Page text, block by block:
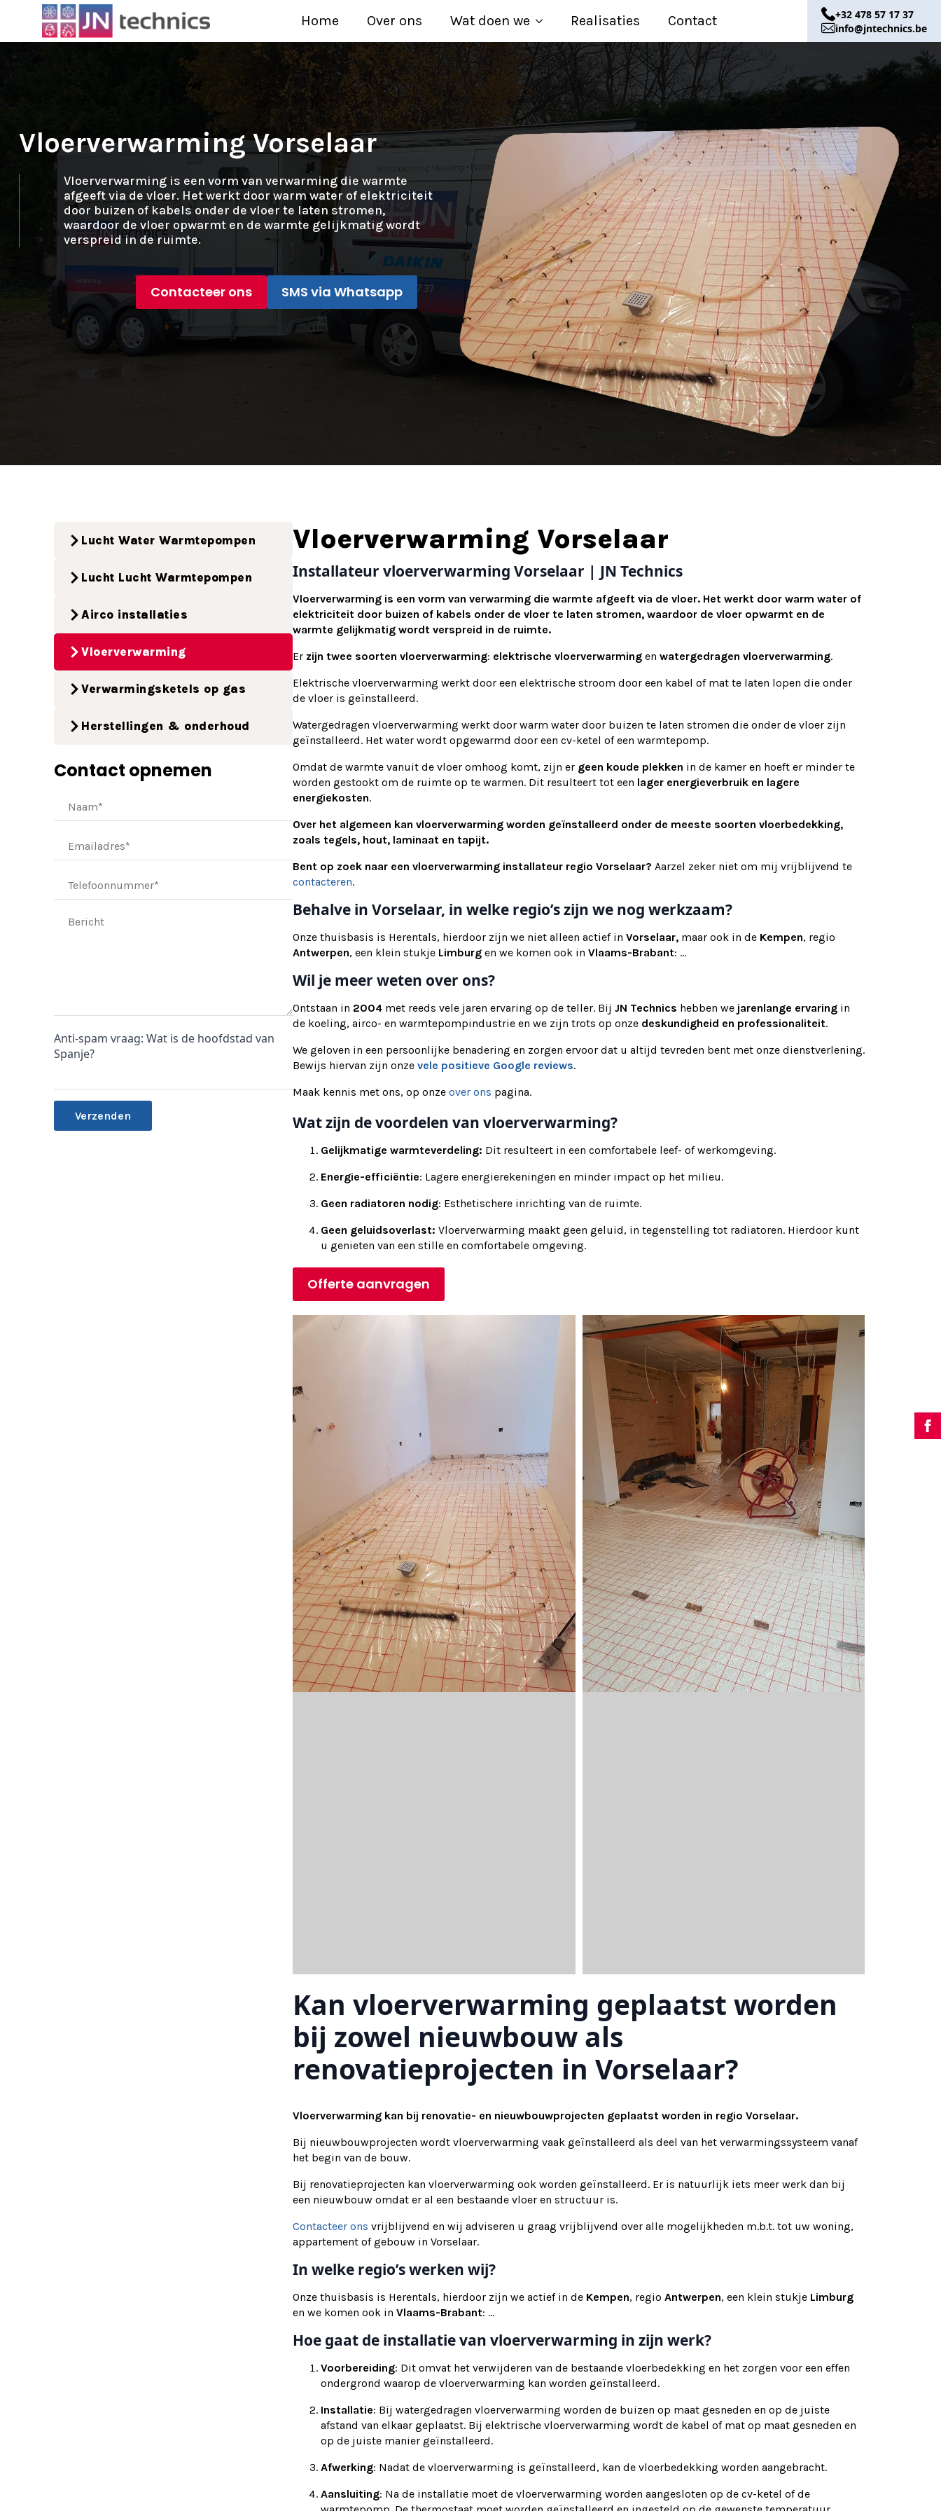
Home Over ons Wat doen we Realisaties Contact
+32 478 57 17 37
info@jntechnics.be
Vloerverwarming Vorselaar
Vloerverwarming is een vorm van verwarming die warmte
afgeeft via de vloer. Het werkt door warm water of elektriciteit
door buizen of kabels onder de vloer te laten stromen,
waardoor de vloer opwarmt en de warmte gelijkmatig wordt
verspreid in de ruimte.
Contacteer ons SMS via Whatsapp
Lucht Water Warmtepompen
Lucht Lucht Warmtepompen
Airco installaties
Vloerverwarming
Verwarmingsketels op gas
Herstellingen & onderhoud
Contact opnemen
Anti-spam vraag: Wat is de hoofdstad van
Spanje?
Vloerverwarming Vorselaar
Installateur vloerverwarming Vorselaar | JN Technics
Vloerverwarming is een vorm van verwarming die warmte afgeeft via de vloer. Het werkt door warm water of
elektriciteit door buizen of kabels onder de vloer te laten stromen, waardoor de vloer opwarmt en de
warmte gelijkmatig wordt verspreid in de ruimte.
Er zijn twee soorten vloerverwarming: elektrische vloerverwarming en watergedragen vloerverwarming.
Elektrische vloerverwarming werkt door een elektrische stroom door een kabel of mat te laten lopen die onder
de vloer is geïnstalleerd.
Watergedragen vloerverwarming werkt door warm water door buizen te laten stromen die onder de vloer zijn
geïnstalleerd. Het water wordt opgewarmd door een cv-ketel of een warmtepomp.
Omdat de warmte vanuit de vloer omhoog komt, zijn er geen koude plekken in de kamer en hoeft er minder te
worden gestookt om de ruimte op te warmen. Dit resulteert tot een lager energieverbruik en lagere
energiekosten.
Over het algemeen kan vloerverwarming worden geïnstalleerd onder de meeste soorten vloerbedekking,
zoals tegels, hout, laminaat en tapijt.
Bent op zoek naar een vloerverwarming installateur regio Vorselaar? Aarzel zeker niet om mij vrijblijvend te
contacteren.
Behalve in Vorselaar, in welke regio’s zijn we nog werkzaam?
Onze thuisbasis is Herentals, hierdoor zijn we niet alleen actief in Vorselaar, maar ook in de Kempen, regio
Antwerpen, een klein stukje Limburg en we komen ook in Vlaams-Brabant: ...
Wil je meer weten over ons?
Ontstaan in 2004 met reeds vele jaren ervaring op de teller. Bij JN Technics hebben we jarenlange ervaring in
de koeling, airco- en warmtepompindustrie en we zijn trots op onze deskundigheid en professionaliteit.
We geloven in een persoonlijke benadering en zorgen ervoor dat u altijd tevreden bent met onze dienstverlening.
Bewijs hiervan zijn onze vele positieve Google reviews.
Maak kennis met ons, op onze over ons pagina.
Wat zijn de voordelen van vloerverwarming?
Gelijkmatige warmteverdeling: Dit resulteert in een comfortabele leef- of werkomgeving.
Energie-efficiëntie: Lagere energierekeningen en minder impact op het milieu.
Geen radiatoren nodig: Esthetischere inrichting van de ruimte.
Geen geluidsoverlast: Vloerverwarming maakt geen geluid, in tegenstelling tot radiatoren. Hierdoor kunt
u genieten van een stille en comfortabele omgeving.
Offerte aanvragen
Kan vloerverwarming geplaatst worden
bij zowel nieuwbouw als
renovatieprojecten in Vorselaar?
Vloerverwarming kan bij renovatie- en nieuwbouwprojecten geplaatst worden in regio Vorselaar.
Bij nieuwbouwprojecten wordt vloerverwarming vaak geïnstalleerd als deel van het verwarmingssysteem vanaf
het begin van de bouw.
Bij renovatieprojecten kan vloerverwarming ook worden geïnstalleerd. Er is natuurlijk iets meer werk dan bij
een nieuwbouw omdat er al een bestaande vloer en structuur is.
Contacteer ons vrijblijvend en wij adviseren u graag vrijblijvend over alle mogelijkheden m.b.t. tot uw woning,
appartement of gebouw in Vorselaar.
In welke regio’s werken wij?
Onze thuisbasis is Herentals, hierdoor zijn we actief in de Kempen, regio Antwerpen, een klein stukje Limburg
en we komen ook in Vlaams-Brabant: ...
Hoe gaat de installatie van vloerverwarming in zijn werk?
Voorbereiding: Dit omvat het verwijderen van de bestaande vloerbedekking en het zorgen voor een effen
ondergrond waarop de vloerverwarming kan worden geïnstalleerd.
Installatie: Bij watergedragen vloerverwarming worden de buizen op maat gesneden en op de juiste
afstand van elkaar geplaatst. Bij elektrische vloerverwarming wordt de kabel of mat op maat gesneden en
op de juiste manier geïnstalleerd.
Afwerking: Nadat de vloerverwarming is geïnstalleerd, kan de vloerbedekking worden aangebracht.
Aansluiting: Na de installatie moet de vloerverwarming worden aangesloten op de cv-ketel of de